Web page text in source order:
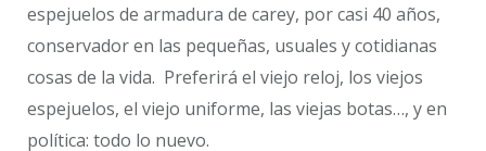
espejuelos de armadura de carey, por casi 40 años,
conservador en las pequeñas, usuales y cotidianas
cosas de la vida. Preferirá el viejo reloj, los viejos
espejuelos, el viejo uniforme, las viejas botas…, y en
política: todo lo nuevo.